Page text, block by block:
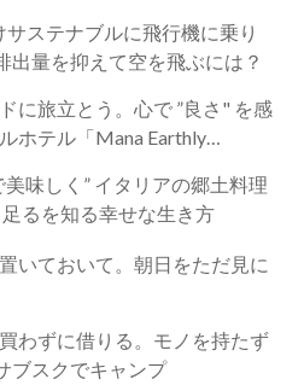
ステナブルに飛行機に乗り
出量を抑えて空を飛ぶには？
に旅立とう。心で ”良さ" を感
ホテル「Mana Earthly
美味しく” イタリアの郷土料理
るを知る幸せな生き方
いておいて。朝日をただ見に
わずに借りる。モノを持たず
ブスクでキャンプ